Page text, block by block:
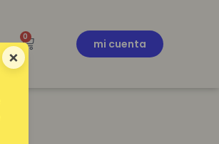
×
0
mi cuenta